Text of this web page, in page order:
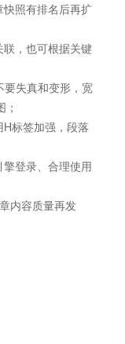
照有排名后再扩
，也可根据关键
失真和变形，宽
标签加强，段落
登录、合理使用
内容质量再发